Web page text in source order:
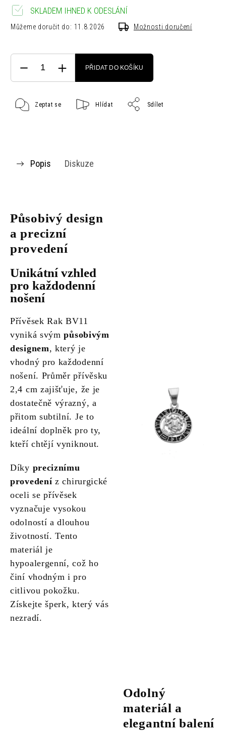
SKLADEM IHNED K ODESLÁNÍ
Můžeme doručit do: 11.8.2026 Možnosti doručení
PŘIDAT DO KOŠÍKU
Zeptat se Hlídat Sdílet
Popis Diskuze
Působivý design
a precizní
provedení
Unikátní vzhled
pro každodenní
nošení
Přívěsek Rak BV11
vyniká svýmpůsobivým
designem, který je
vhodný pro každodenní
nošení. Průměr přívěsku
2,4 cm zajišťuje, že je
dostatečně výrazný, a
přitom subtilní. Je to
ideální doplněk pro ty,
kteří chtějí vyniknout.
Díky preciznímu
provedeníz chirurgické
oceli se přívěsek
vyznačuje vysokou
odolností a dlouhou
životností. Tento
materiál je
hypoalergenní, což ho
činí vhodným i pro
citlivou pokožku.
Získejte šperk, který vás
nezradí.
Odolný
materiál a
elegantní balení